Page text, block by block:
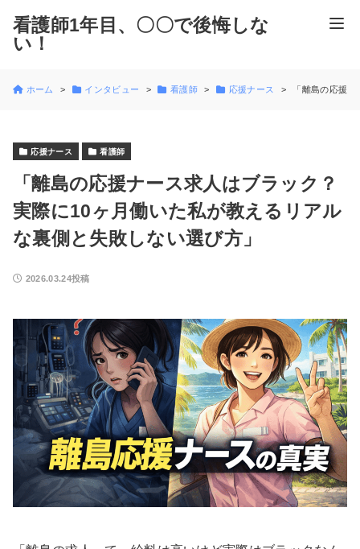
看護師1年目、〇〇で後悔しな
い！
ホーム インタビュー 看護師 応援ナース 「離島の応援
応援ナース 看護師
「離島の応援ナース求人はブラック？
実際に10ヶ月働いた私が教えるリアル
な裏側と失敗しない選び方」
2026.03.24投稿